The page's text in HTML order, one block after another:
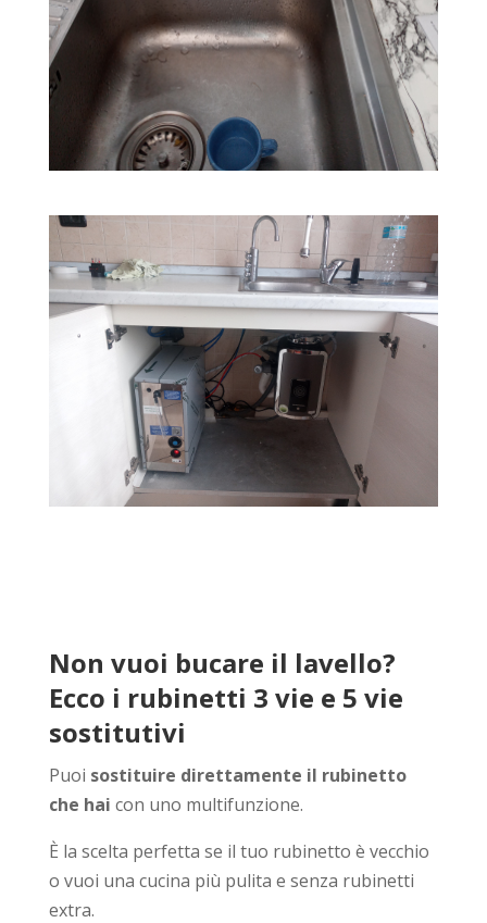
Non vuoi bucare il lavello?
Ecco i rubinetti 3 vie e 5 vie
sostitutivi
Puoi sostituire direttamente il rubinetto
che hai con uno multifunzione.
È la scelta perfetta se il tuo rubinetto è vecchio
o vuoi una cucina più pulita e senza rubinetti
extra.